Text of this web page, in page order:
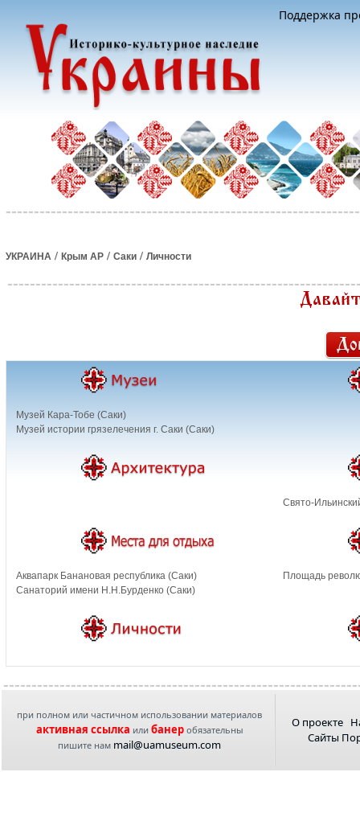
Поддержка
УКРАИНА / Крым АР / Саки / Личности
Музей Кара-Тобе (Саки)
Музей истории грязелечения г. Саки (Саки)
Свято-
Аквапарк Банановая республика (Саки)
Санаторий имени Н.Н.Бурденко (Саки)
Площадь
при полном или частичном использовании материалов
активная ссылка или банеробязательны
пишите нам mail@uamuseum.com
О проекте
Сайты